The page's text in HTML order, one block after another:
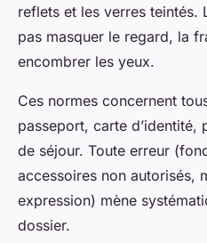
reflets et les verres teintés.
pas masquer le regard, la
encombrer les yeux.
Ces normes concernent
passeport, carte
de séjour. Toute erreur
accessoires non autorisés,
expression) mène
dossier.